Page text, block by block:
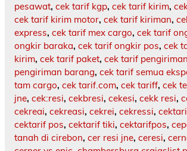
pesawat, cek tarif kgp, cek tarif kirim,
cek tarif kirim motor, cek tarif kiriman,
express, cek tarif mex cargo, cek tarif
ongkir baraka, cek tarif ongkir pos, cek
kirim, cek tarif paket, cek tarif pengiriman
pengiriman barang, cek tarif semua
tam cargo, cek tarif.com, cek tariff, cek
jne, cek:resi, cekbresi, cekesi, cekk resi,
cekreai, cekreasi, cekrei, cekressi, cektari
cektarif pos, cektarif tiki, cektarifpos,
tanah di cirebon, cer resi jne, ceresi,